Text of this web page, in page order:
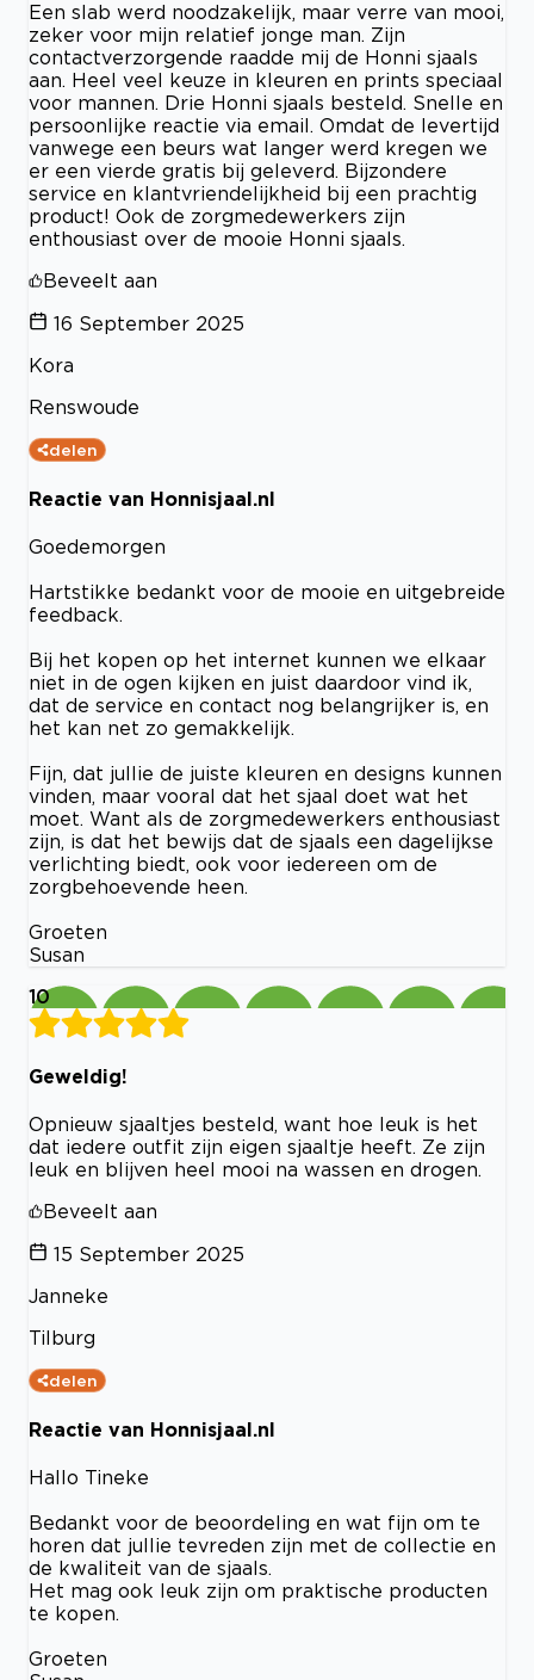
Een slab werd noodzakelijk, maar verre van mooi,
zeker voor mijn relatief jonge man. Zijn
contactverzorgende raadde mij de Honni sjaals
aan. Heel veel keuze in kleuren en prints speciaal
voor mannen. Drie Honni sjaals besteld. Snelle en
persoonlijke reactie via email. Omdat de levertijd
vanwege een beurs wat langer werd kregen we
er een vierde gratis bij geleverd. Bijzondere
service en klantvriendelijkheid bij een prachtig
product! Ook de zorgmedewerkers zijn
enthousiast over de mooie Honni sjaals.
Beveelt aan
16 September 2025
Kora
Renswoude
delen
Reactie van Honnisjaal.nl
Goedemorgen
Hartstikke bedankt voor de mooie en uitgebreide
feedback.
Bij het kopen op het internet kunnen we elkaar
niet in de ogen kijken en juist daardoor vind ik,
dat de service en contact nog belangrijker is, en
het kan net zo gemakkelijk.
Fijn, dat jullie de juiste kleuren en designs kunnen
vinden, maar vooral dat het sjaal doet wat het
moet. Want als de zorgmedewerkers enthousiast
zijn, is dat het bewijs dat de sjaals een dagelijkse
verlichting biedt, ook voor iedereen om de
zorgbehoevende heen.
Groeten
Susan
10
Geweldig!
Opnieuw sjaaltjes besteld, want hoe leuk is het
dat iedere outfit zijn eigen sjaaltje heeft. Ze zijn
leuk en blijven heel mooi na wassen en drogen.
Beveelt aan
15 September 2025
Janneke
Tilburg
delen
Reactie van Honnisjaal.nl
Hallo Tineke
Bedankt voor de beoordeling en wat fijn om te
horen dat jullie tevreden zijn met de collectie en
de kwaliteit van de sjaals.
Het mag ook leuk zijn om praktische producten
te kopen.
Groeten